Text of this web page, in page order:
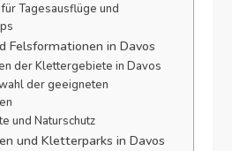
Tagesausflüge und
Felsformationen in Davos
der Klettergebiete in Davos
der geeigneten
und Naturschutz
und Kletterparks in Davos